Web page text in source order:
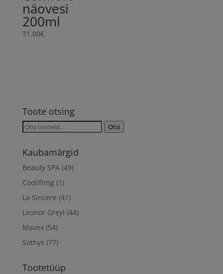
näovesi
200ml
31.00€
Toote otsing
Otsi: Otsi
Kaubamärgid
Beauty SPA (49)
Coolifting (1)
La Sincere (41)
Leonor Greyl (44)
Mavex (54)
Sothys (77)
Tootetüüp